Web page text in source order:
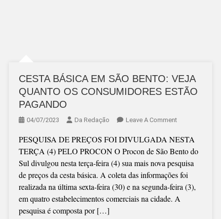
CESTA BÁSICA EM SÃO BENTO: VEJA
QUANTO OS CONSUMIDORES ESTÃO
PAGANDO
04/07/2023 Da Redação Leave A CommentOn
BÁSICA
EM
SÃO
BENTO:
VEJA
QUANTO
PESQUISA DE PREÇOS FOI DIVULGADA NESTA
TERÇA (4) PELO PROCON O Procon de São Bento do
Sul divulgou nesta terça-feira (4) sua mais nova pesquisa
de preços da cesta básica. A coleta das informações foi
realizada na última sexta-feira (30) e na segunda-feira (3),
em quatro estabelecimentos comerciais na cidade. A
pesquisa é composta por […]